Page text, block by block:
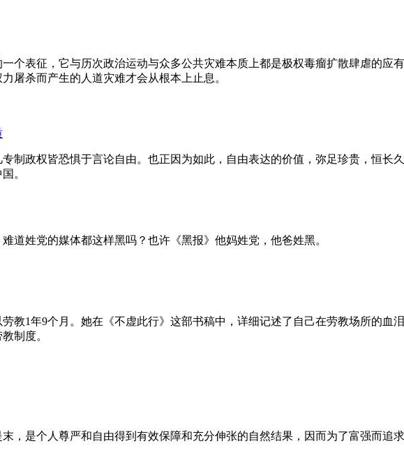
个表征，它与历次政治运动与众多公共灾难本质上都是极权毒瘤扩散肆虐的应
杀而产生的人道灾难才会从根本上止息。
制政权皆恐惧于言论自由。也正因为如此，自由表达的价值，弥足珍贵，恒长
。
道姓党的媒体都这样黑吗？也许《黑报》他妈姓党，他爸姓黑。
教1年9个月。她在《不虚此行》这部书稿中，详细记述了自己在劳教场所的
制度。
，是个人尊严和自由得到有效保障和充分伸张的自然结果，因而为了富强而追